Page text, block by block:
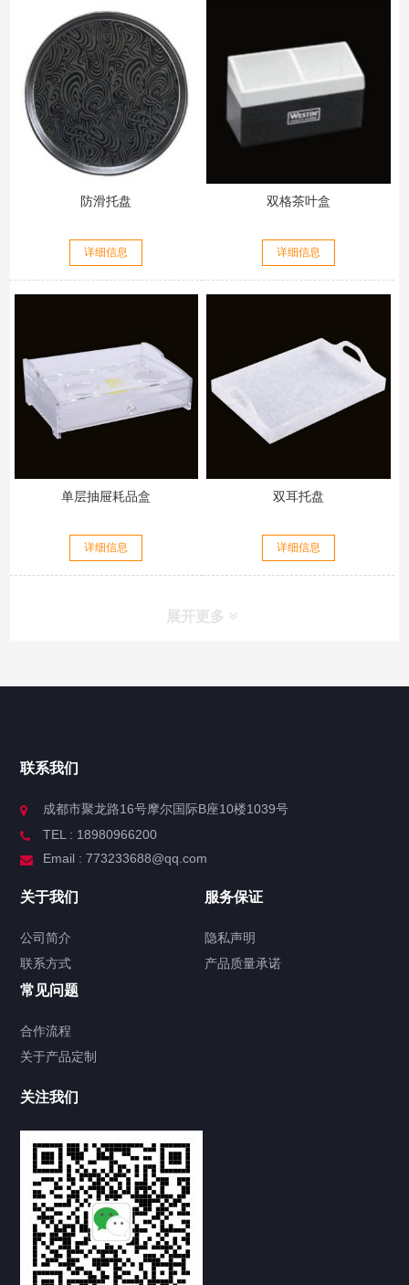
防滑托盘
详细信息
双格茶叶盒
详细信息
单层抽屉耗品盒
详细信息
双耳托盘
详细信息
展开更多
联系我们
成都市聚龙路16号摩尔国际B座10楼1039号
TEL : 18980966200
Email : 773233688@qq.com
关于我们
公司简介
联系方式
服务保证
隐私声明
产品质量承诺
常见问题
合作流程
关于产品定制
关注我们